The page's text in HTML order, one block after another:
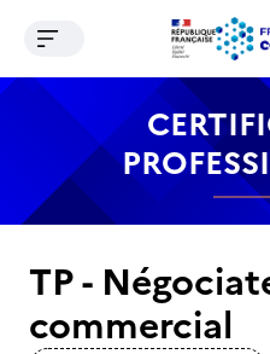
Contenu Recherche
Ouvrir le menu de
TP -
commercial